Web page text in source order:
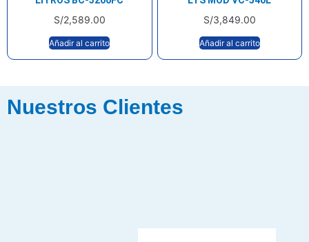
S/2,589.00
Añadir al carrito
S/3,849.00
Añadir al carrito
Nuestros Clientes